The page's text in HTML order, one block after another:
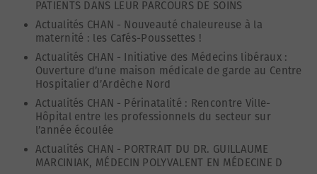
PATIENTS DANS LEUR PARCOURS DE SOINS
Actualités CHAN - Nouveauté chaleureuse à la
maternité : les Cafés-Poussettes !
Actualités CHAN - Initiative des Médecins libéraux :
Ouverture d’une maison médicale de garde au Centre
Hospitalier d’Ardèche Nord
Actualités CHAN - Périnatalité : Rencontre Ville-
Hôpital entre les professionnels du secteur sur
l’année écoulée
Actualités CHAN - PORTRAIT DU DR. GUILLAUME
MARCINIAK, MÉDECIN POLYVALENT EN MÉDECINE D